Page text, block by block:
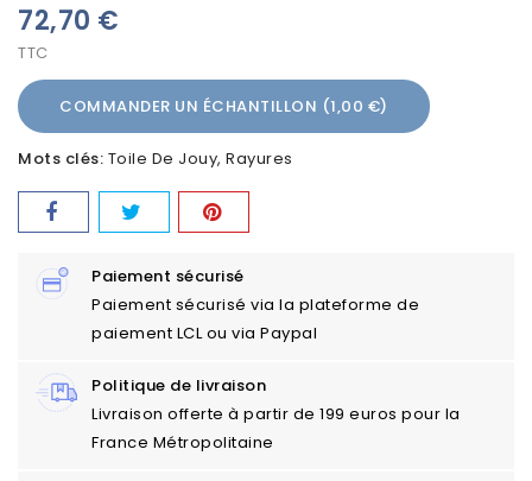
72,70 €
TTC
COMMANDER UN ÉCHANTILLON (1,00 €)
Mots clés: Toile De Jouy Rayures
Paiement sécurisé
Paiement sécurisé via la plateforme de
paiement LCL ou via Paypal
Politique de livraison
Livraison offerte à partir de 199 euros pour la
France Métropolitaine